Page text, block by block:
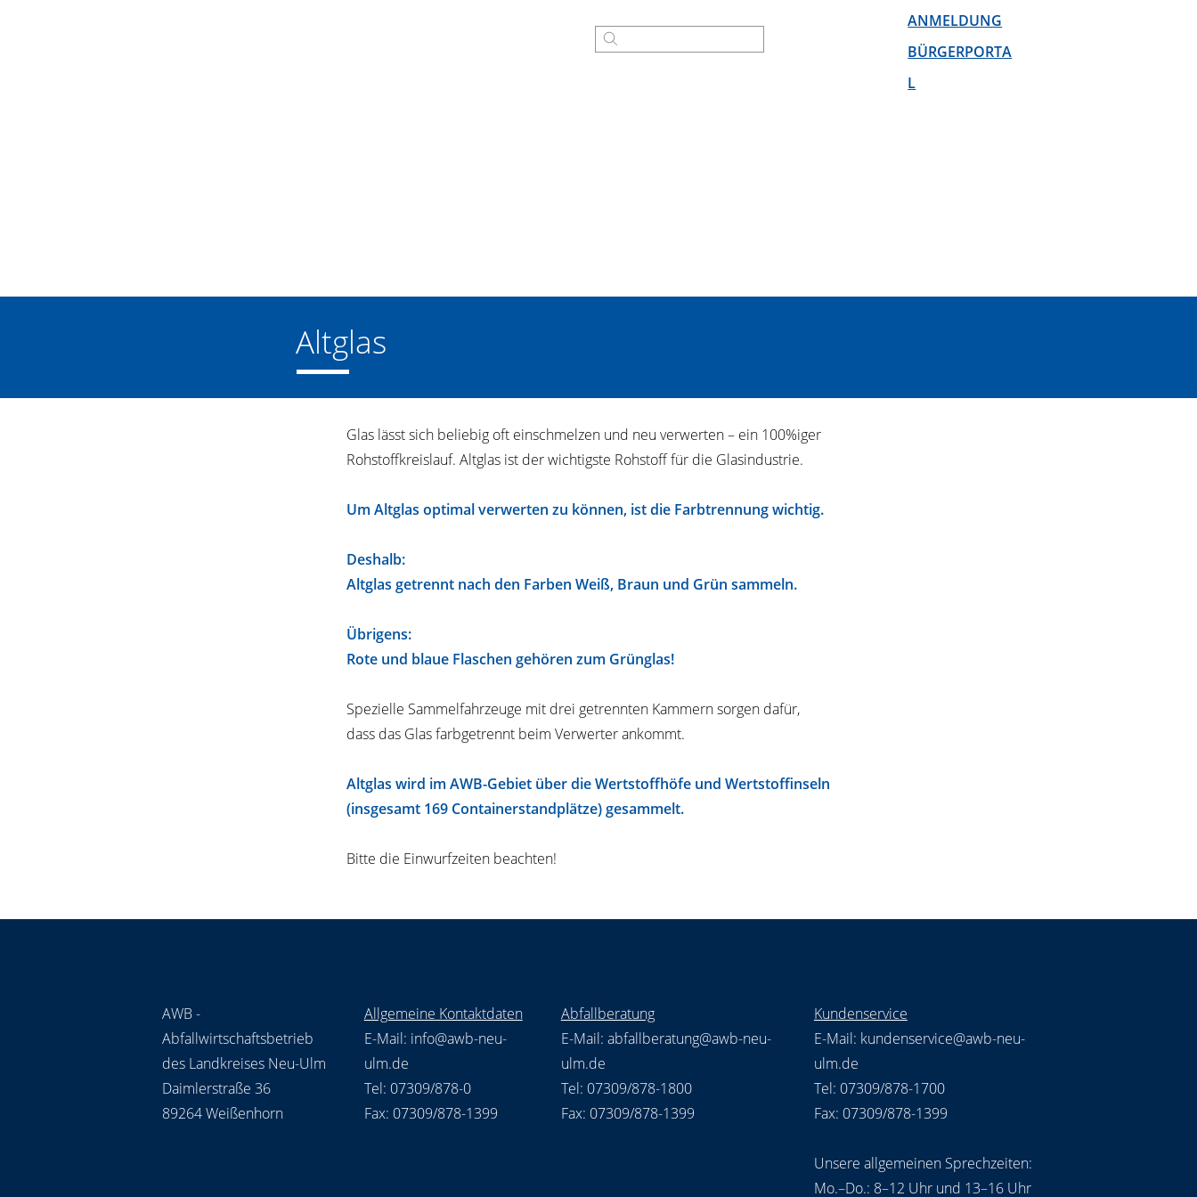
ANMELDUNG
BÜRGERPORTA
L
Altglas
Glas lässt sich beliebig oft einschmelzen und neu verwerten – ein 100%iger
Rohstoffkreislauf. Altglas ist der wichtigste Rohstoff für die Glasindustrie.
Um Altglas optimal verwerten zu können, ist die Farbtrennung wichtig.
Deshalb:
Altglas getrennt nach den Farben Weiß, Braun und Grün sammeln.
Übrigens:
Rote und blaue Flaschen gehören zum Grünglas!
Spezielle Sammelfahrzeuge mit drei getrennten Kammern sorgen dafür,
dass das Glas farbgetrennt beim Verwerter ankommt.
Altglas wird im AWB-Gebiet über die Wertstoffhöfe und Wertstoffinseln
(insgesamt 169 Containerstandplätze) gesammelt.
Bitte die Einwurfzeiten beachten!
AWB -
Abfallwirtschaftsbetrieb
des Landkreises Neu-Ulm
Daimlerstraße 36
89264 Weißenhorn
Allgemeine Kontaktdaten
E-Mail: info@awb-neu-
ulm.de
Tel: 07309/878-0
Fax: 07309/878-1399
Abfallberatung
E-Mail: abfallberatung@awb-neu-
ulm.de
Tel: 07309/878-1800
Fax: 07309/878-1399
Kundenservice
E-Mail: kundenservice@awb-neu-
ulm.de
Tel: 07309/878-1700
Fax: 07309/878-1399
Unsere allgemeinen Sprechzeiten:
Mo.–Do.: 8–12 Uhr und 13–16 Uhr